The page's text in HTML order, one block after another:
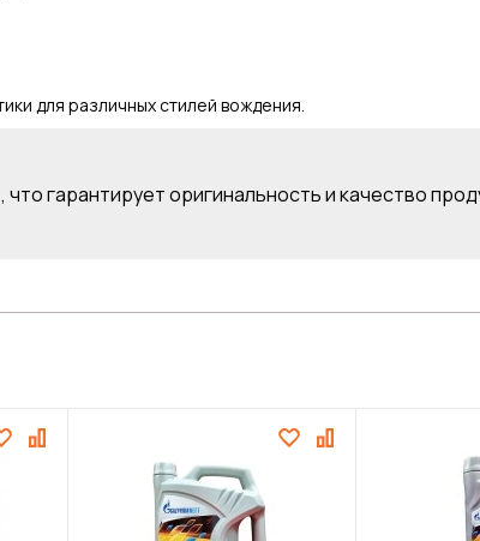
для различных стилей вождения.
гарантирует оригинальность и качество